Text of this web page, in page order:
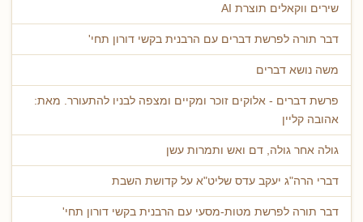
שירים ווקאלים תוצרת AI
דבר תורה לפרשת דברים עם הרבנית בקשי דורון תחי'
משה נושא דברים
פרשת דברים - אלוקים זוכר ומקיים ומצפה לבניו להתעורר. מאת:
אהובה קליין
גולה אחר גולה, דם ואש ותמרות עשן
דברי הרה"ג יעקב עדס שליט"א על קדושת השבת
דבר תורה לפרשת מטות-מסעי עם הרבנית בקשי דורון תחי'